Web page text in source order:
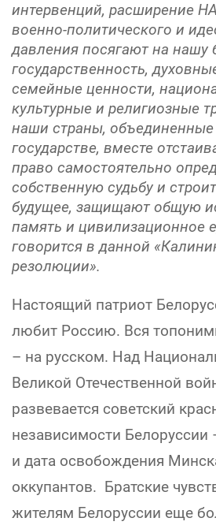
интервенций, расширение
военно-политического и
давления посягают на нашу
государственность,
семейные ценности,
культурные и религиозные
наши страны,
государстве, вместе
право самостоятельно
собственную судьбу и
будущее, защищают общую
память и цивилизационное
говорится в данной
резолюции».
Настоящий патриот
любит Россию. Вся
– на русском. Над
Великой Отечественной
развевается советский
независимости
и дата освобождения
оккупантов. Братские
жителям Белоруссии еще